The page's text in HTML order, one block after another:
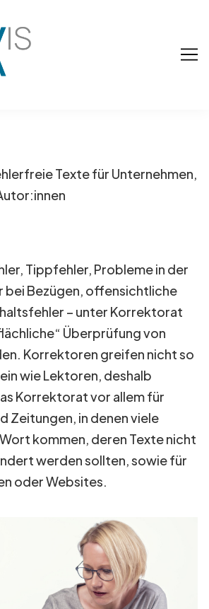
Texte für Unternehmen,
Tippfehler, Probleme in der
bei Bezügen, offensichtliche
– unter Korrektorat
Überprüfung von
Korrektoren greifen nicht so
wie Lektoren, deshalb
Korrektorat vor allem für
Zeitungen, in denen viele
kommen, deren Texte nicht
werden sollten, sowie für
oder Websites.